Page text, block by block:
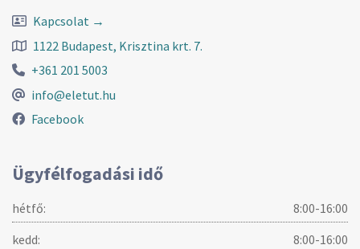
Kapcsolat →
1122 Budapest, Krisztina krt. 7.
+361 201 5003
info@eletut.hu
Facebook
Ügyfélfogadási idő
hétfő:
8:00-16:00
kedd:
8:00-16:00